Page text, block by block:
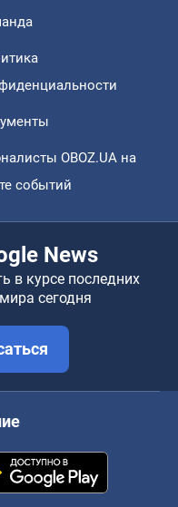
OBOZ.UA на
событий
News
в курсе последних
сегодня